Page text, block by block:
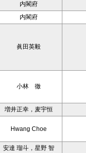
内閣府
内閣府
眞田英毅
小林 徹
増井正幸，麦宇恒
Hwang Choe
安達 瑠斗，星野 智